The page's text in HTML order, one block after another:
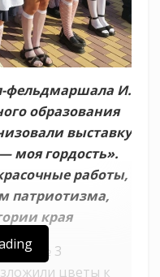
фельдмаршала И.
образования
выставку
моя гордость».
работы,
патриотизма,
края
сада № 3
цветы к